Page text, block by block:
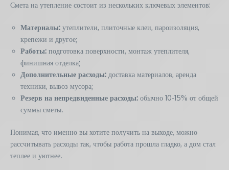
Смета на утепление состоит из нескольких ключевых элементов:
Материалы: утеплители, плиточные клеи, пароизоляция,
крепежи и другое;
Работы: подготовка поверхности, монтаж утеплителя,
финишная отделка;
Дополнительные расходы: доставка материалов, аренда
техники, вывоз мусора;
Резерв на непредвиденные расходы: обычно 10-15% от общей
суммы сметы.
Понимая, что именно вы хотите получить на выходе, можно
рассчитывать расходы так, чтобы работа прошла гладко, а дом стал
теплее и уютнее.